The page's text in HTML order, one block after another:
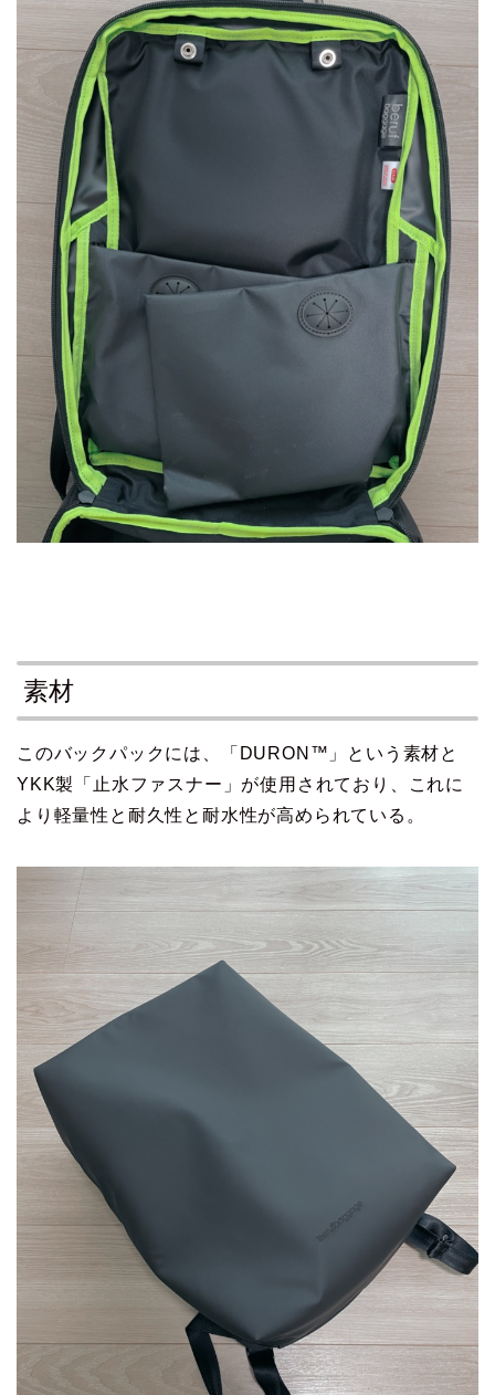
素材
このバックパックには、「DURON™」という素材と
YKK製「止水ファスナー」が使用されており、これに
より軽量性と耐久性と耐水性が高められている。